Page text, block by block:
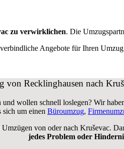
zu verwirklichen. Die
Angebote für Ihren
von Recklinghausen nach
wollen schnell loslegen? Wir
sich um einen Büroumzug,
von oder nach Kruševac.
jedes Problem oder